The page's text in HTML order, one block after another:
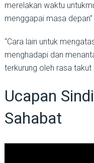
merelakan waktu
menggapai masa depan”
“Cara lain untuk
menghadapi dan
terkurung oleh rasa takut
Ucapan
Sahabat